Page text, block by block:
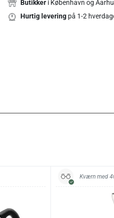
Butikker i København og
Hurtig levering på 1-2
Kværn med